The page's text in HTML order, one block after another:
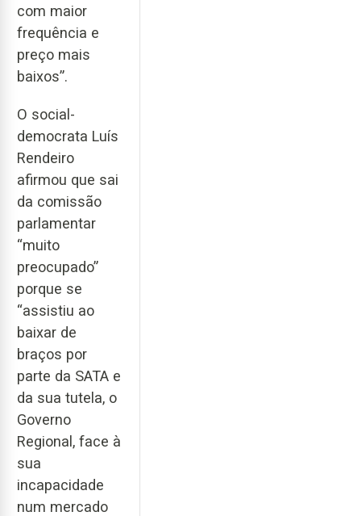
com maior
frequência e
preço mais
baixos”.
O social-
democrata Luís
Rendeiro
afirmou que sai
da comissão
parlamentar
“muito
preocupado”
porque se
“assistiu ao
baixar de
braços por
parte da SATA e
da sua tutela, o
Governo
Regional, face à
sua
incapacidade
num mercado